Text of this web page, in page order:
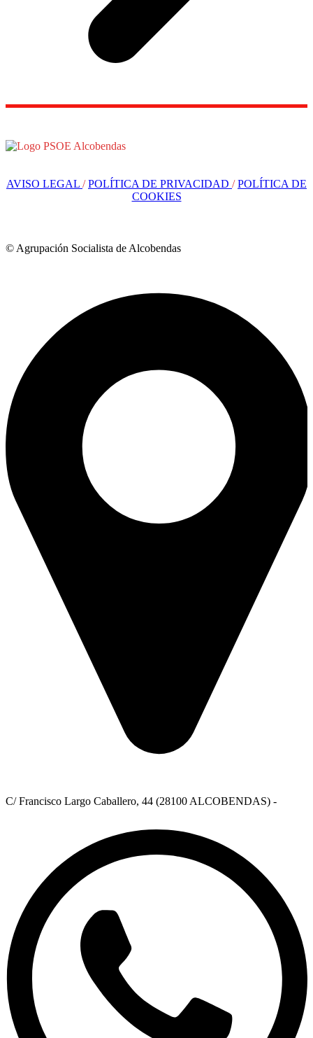
AVISO LEGAL /POLÍTICA DE PRIVACIDAD /POLÍTICA DE
COOKIES
© Agrupación Socialista de Alcobendas
C/ Francisco Largo Caballero, 44 (28100 ALCOBENDAS) -